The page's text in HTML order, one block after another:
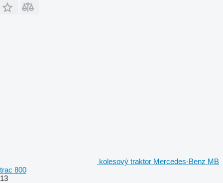
kolesový traktor Mercedes-Benz MB
trac 800
13